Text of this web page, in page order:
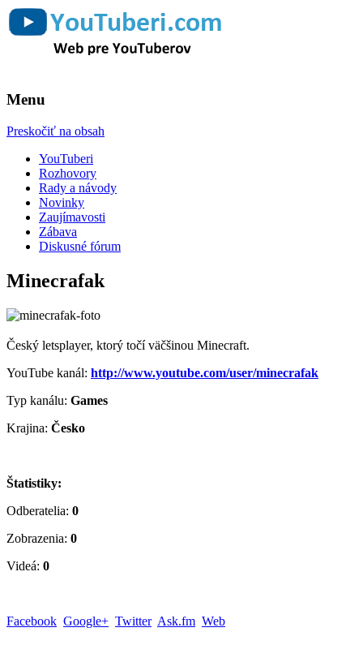
YouTuberi.com
Web pre YouTuberov
Menu
Preskočiť na obsah
YouTuberi
Rozhovory
Rady a návody
Novinky
Zaujímavosti
Zábava
Diskusné fórum
Minecrafak
Český letsplayer, ktorý točí väčšinou Minecraft.
YouTube kanál: http://www.youtube.com/user/minecrafak
Typ kanálu: Games
Krajina: Česko
Štatistiky:
Odberatelia: 0
Zobrazenia: 0
Videá: 0
Facebook Google+ Twitter Ask.fm Web